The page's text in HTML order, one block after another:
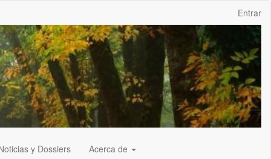
Entrar
y Dossiers Acerca de